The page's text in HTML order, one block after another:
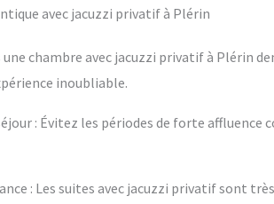
avec jacuzzi privatif à Plérin
chambre avec jacuzzi privatif à Plérin
inoubliable.
: Évitez les périodes de forte
: Les suites avec jacuzzi privatif sont